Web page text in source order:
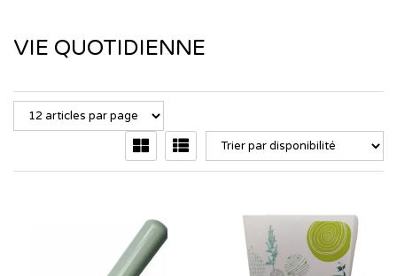
VIE QUOTIDIENNE